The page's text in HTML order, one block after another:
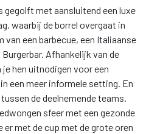
gegolft met aansluitend een luxe
waarbij de borrel overgaat in
van een barbecue, een Italiaanse
Afhankelijk van de
hen uitnodigen voor een
een meer informele setting. En
de deelnemende teams.
sfeer met een gezonde
met de cup met de grote oren